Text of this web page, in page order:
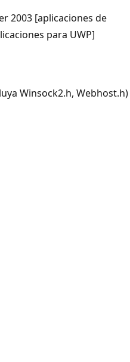
2003 [aplicaciones de
para UWP]
Winsock2.h, Webhost.h)